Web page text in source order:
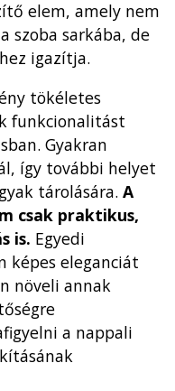
elem, amely nem
szoba sarkába, de
igazítja.
tökéletes
funkcionalitást
Gyakran
így további helyet
tárolására. A
csak praktikus,
is. Egyedi
képes eleganciát
növeli annak
a nappali